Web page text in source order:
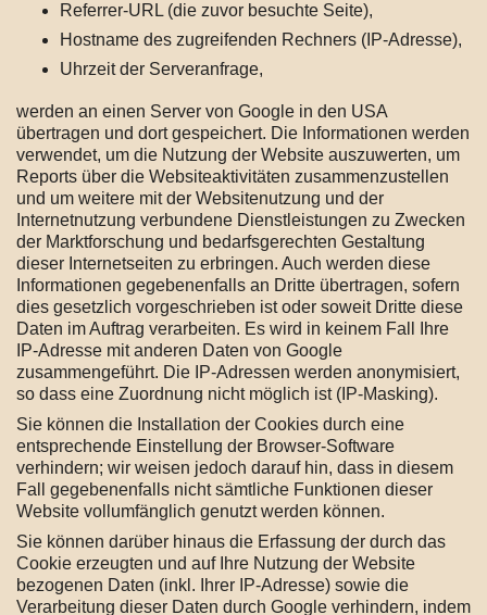
Referrer-URL (die zuvor besuchte Seite),
Hostname des zugreifenden Rechners (IP-Adresse),
Uhrzeit der Serveranfrage,
werden an einen Server von Google in den USA
übertragen und dort gespeichert. Die Informationen werden
verwendet, um die Nutzung der Website auszuwerten, um
Reports über die Websiteaktivitäten zusammenzustellen
und um weitere mit der Websitenutzung und der
Internetnutzung verbundene Dienstleistungen zu Zwecken
der Marktforschung und bedarfsgerechten Gestaltung
dieser Internetseiten zu erbringen. Auch werden diese
Informationen gegebenenfalls an Dritte übertragen, sofern
dies gesetzlich vorgeschrieben ist oder soweit Dritte diese
Daten im Auftrag verarbeiten. Es wird in keinem Fall Ihre
IP-Adresse mit anderen Daten von Google
zusammengeführt. Die IP-Adressen werden anonymisiert,
so dass eine Zuordnung nicht möglich ist (IP-Masking).
Sie können die Installation der Cookies durch eine
entsprechende Einstellung der Browser-Software
verhindern; wir weisen jedoch darauf hin, dass in diesem
Fall gegebenenfalls nicht sämtliche Funktionen dieser
Website vollumfänglich genutzt werden können.
Sie können darüber hinaus die Erfassung der durch das
Cookie erzeugten und auf Ihre Nutzung der Website
bezogenen Daten (inkl. Ihrer IP-Adresse) sowie die
Verarbeitung dieser Daten durch Google verhindern, indem